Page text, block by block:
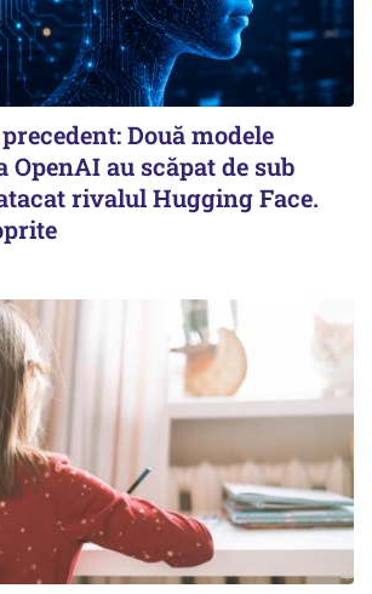
Două modele
OpenAI au scăpat de sub
rivalul Hugging Face.